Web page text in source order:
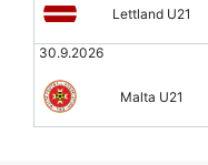
Lettland U21
30.9.2026
Malta U21